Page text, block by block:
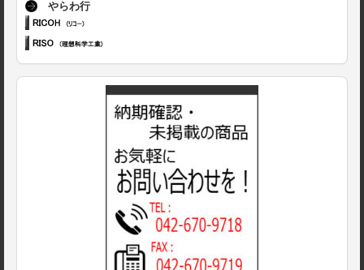
やらわ行